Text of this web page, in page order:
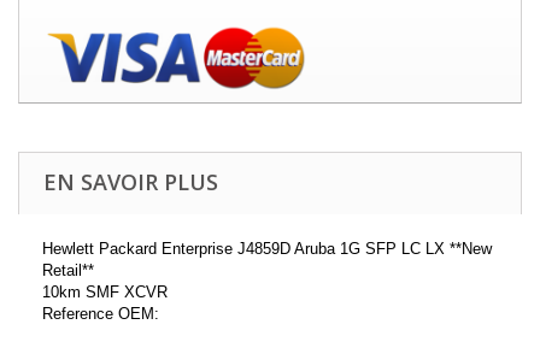
EN SAVOIR PLUS
Hewlett Packard Enterprise J4859D Aruba 1G SFP LC LX **New
Retail**
10km SMF XCVR
Reference OEM: